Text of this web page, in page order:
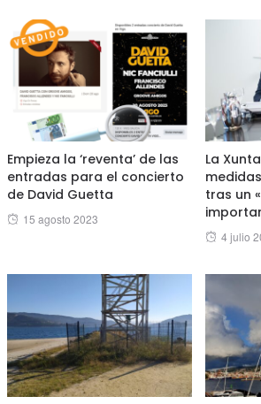
Empieza la ‘reventa’ de las
entradas para el concierto
de David Guetta
Posted
15 agosto 2023
La
tras un
Posted
4 julio